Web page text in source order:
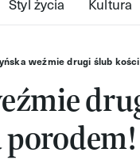
weźmie drugi ślub